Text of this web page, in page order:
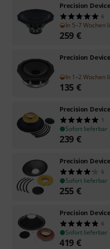
Precision
6
In 5–7 Wochen
259 €
Precision
In 1–2 Wochen
135 €
Precision
1
Sofort lieferbar
239 €
Precision
6
Sofort lieferbar
255 €
Precision
6
Sofort lieferbar
419 €